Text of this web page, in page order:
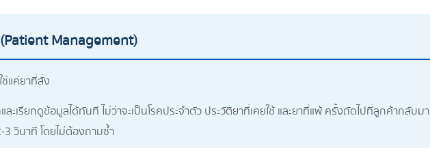
Management)
แค่ยาที่สั่ง
เรียกดูข้อมูลได้ทันที ไม่ว่าจะเป็นโรคประจำตัว ประวัติยาที่เคยใช้ และยาที่แพ้ ครั้งถัดไปที่ลูกค้ากลับมา
วินาที โดยไม่ต้องถามซ้ำ